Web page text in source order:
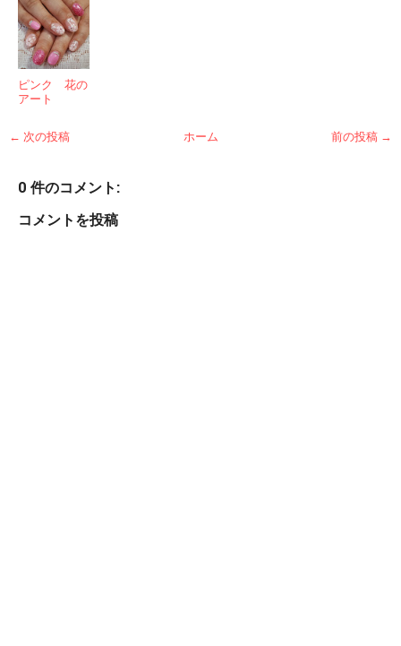
ピンク 花の
アート
← 次の投稿 前の投稿 →
ホーム
0 件のコメント:
コメントを投稿